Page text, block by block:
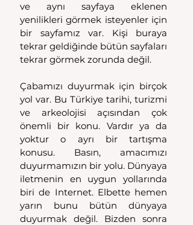
ve aynı sayfaya eklenen
yenilikleri görmek isteyenler için
bir sayfamız var. Kişi buraya
tekrar geldiğinde bütün sayfaları
tekrar görmek zorunda değil.
Çabamızı duyurmak için birçok
yol var. Bu Türkiye tarihi, turizmi
ve arkeolojisi açısından çok
önemli bir konu. Vardır ya da
yoktur o ayrı bir tartışma
konusu. Basın, amacımızı
duyurmamızın bir yolu. Dünyaya
iletmenin en uygun yollarında
biri de Internet. Elbette hemen
yarın bunu bütün dünyaya
duyurmak değil. Bizden sonra